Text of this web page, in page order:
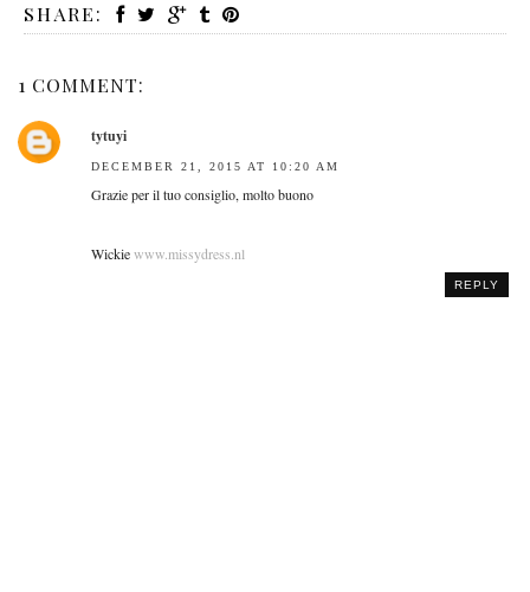
SHARE:
1 COMMENT:
tytuyi
DECEMBER 21, 2015 AT 10:20 AM
Grazie per il tuo consiglio, molto buono
Wickiewww.missydress.nl
REPLY